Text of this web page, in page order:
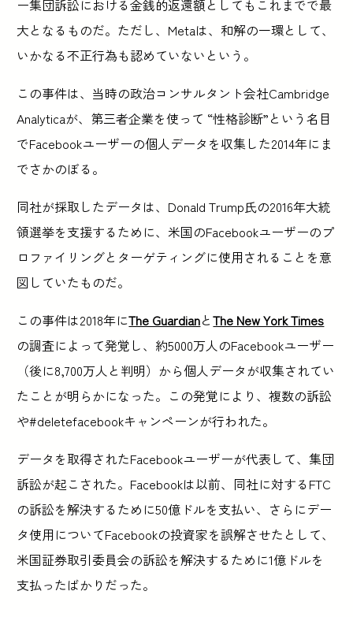
ー集団訴訟における金銭的返還額としてもこれまでで最
大となるものだ。ただし、Metaは、和解の一環として、
いかなる不正行為も認めていないという。
この事件は、当時の政治コンサルタント会社Cambridge
Analyticaが、第三者企業を使って “性格診断”という名目
でFacebookユーザーの個人データを収集した2014年にま
でさかのぼる。
同社が採取したデータは、Donald Trump氏の2016年大統
領選挙を支援するために、米国のFacebookユーザーのプ
ロファイリングとターゲティングに使用されることを意
図していたものだ。
この事件は2018年にThe GuardianとThe New York Times
の調査によって発覚し、約5000万人のFacebookユーザー
（後に8,700万人と判明）から個人データが収集されてい
たことが明らかになった。この発覚により、複数の訴訟
や#deletefacebookキャンペーンが行われた。
データを取得されたFacebookユーザーが代表して、集団
訴訟が起こされた。Facebookは以前、同社に対するFTC
の訴訟を解決するために50億ドルを支払い、さらにデー
タ使用についてFacebookの投資家を誤解させたとして、
米国証券取引委員会の訴訟を解決するために1億ドルを
支払ったばかりだった。